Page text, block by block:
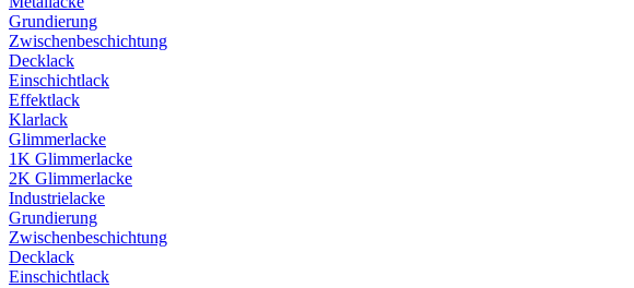
Grundierung
Zwischenbeschichtung
Decklack
Einschichtlack
Effektlack
Klarlack
Glimmerlacke
1K Glimmerlacke
2K Glimmerlacke
Industrielacke
Grundierung
Zwischenbeschichtung
Decklack
Einschichtlack